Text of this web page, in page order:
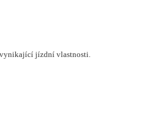
vynikající jízdní vlastnosti.